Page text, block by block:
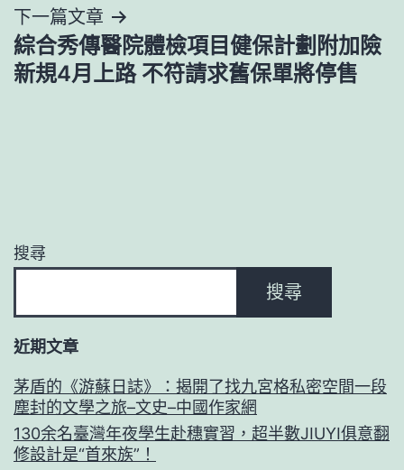
覽
下一篇文章
綜合秀傳醫院體檢項目健保計劃附加險
新規4月上路 不符請求舊保單將停售
搜尋
搜尋
近期文章
茅盾的《游蘇日誌》：揭開了找九宮格私密空間一段
塵封的文學之旅–文史–中國作家網
130余名臺灣年夜學生赴穗實習，超半數JIUYI俱意翻
修設計是“首來族”！